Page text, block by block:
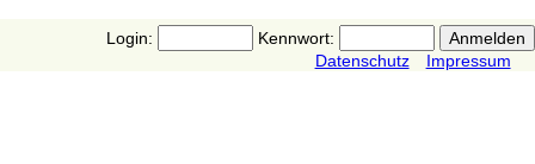
Login:
Kennwort:
Datenschutz
Impressum